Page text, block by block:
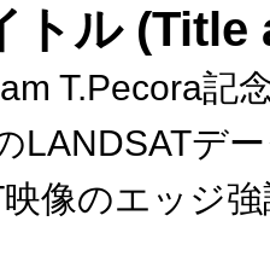
トル
T.Pecora記
LANDSATデ
像のエッジ